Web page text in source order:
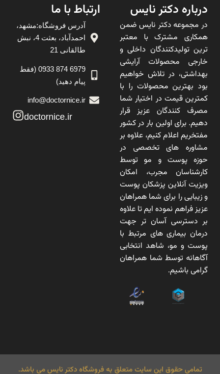
درباره دکتر نایس
در مجموعه دکتر نایس ضمن
همکاری مشترک با معتبر
ترین تولیدکنندگان داخلی و
خارجی محصولات آرایشی
بهداشتی، در تلاش خواهیم
بود بهترین محصولات را با
کمترین قیمت در اختیار شما
مصرف کنندگان عزیز قرار
دهیم. برای اولین بار در کشور
مفتخریم اعلام کنیم، علاوه بر
مشاوره های تخصصی در
حوزه پوست و مو توسط
کارشناسان مجرب، امکان
ویزیت آنلاین پزشکان پوست
و زیبایی را برای شما همراهان
عزیز فراهم نموده ایم تا علاوه
بر دسترسی آسان تر جهت
درمان بیماری های مرتبط با
پوست و مو، شاهد انتخابی
آگاهانه توسط شما همراهان
گرامی باشیم.
ارتباط با ما
آدرس فروشگاه:مشهد،
احمدآباد، بعثت 4، نبش
طالقانی 21
6979 874 0933 (فقط
پیام دهید)
info@doctornice.ir
doctornice.ir
تمامی حقوق این سایت متعلق به فروشگاه دکتر نایس می باشد.